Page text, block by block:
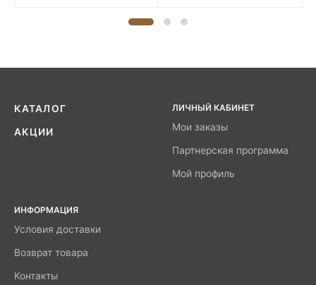
КАТАЛОГ
АКЦИИ
ЛИЧНЫЙ КАБИНЕТ
Мои заказы
Партнерская программа
Мой профиль
ИНФОРМАЦИЯ
Условия доставки
Возврат товара
Контакты